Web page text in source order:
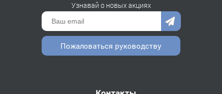
Узнавай о новых акциях
Пожаловаться руководству